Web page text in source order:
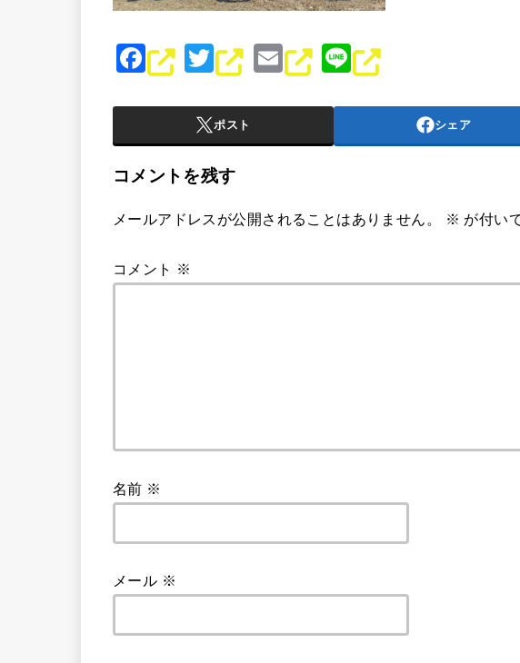
F
a
c
e
b
o
k
T
wi
tt
er
E
m
ai
l
Li
n
e
ポスト シェア
コメントを残す
メールアドレスが公開されることはありません。 ※ が付い
コメント ※
名前 ※
メール ※